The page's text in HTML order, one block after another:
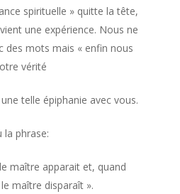
spirituelle » quitte la tête,
une expérience. Nous ne
des mots mais « enfin nous
vérité
telle épiphanie avec vous.
la phrase:
maître apparait et, quand
maître disparaît ».